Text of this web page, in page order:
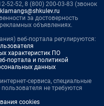
52-52, 8 (800) 200-03-83 (звонок
за достоверность
объявлениях.
веб-портала регулируются:
характеристик ПО
портала и политикой
данных
сервиса, специальные
не требуются
cookies